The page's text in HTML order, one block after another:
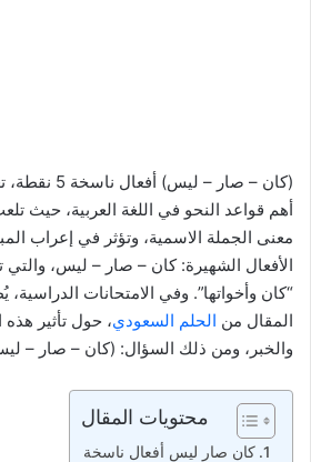
(كان – صار –
أهم قواعد النحو في اللغة العربية، حيث
معنى الجملة الاسمية، وتؤثر في إعراب
الأفعال الشهيرة: كان – صار – ليس،
“كان وأخواتها”. وفي الامتحانات
المقال من الحلم السعودي، حول تأثير هذه
والخبر، ومن ذلك السؤال: (كان – صار – ليس)
محتويات المقال
كان صار ليس أفعال ناسخة